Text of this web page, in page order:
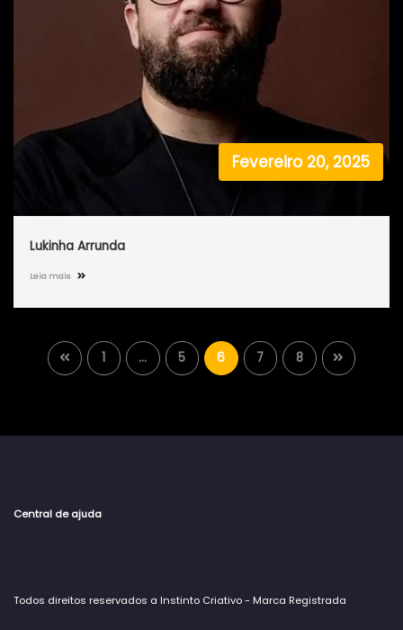
Fevereiro 20, 2025
Lukinha Arrunda
Leia mais
1 … 5 6 7 8
Central de ajuda
Todos direitos reservados a Instinto Criativo - Marca Registrada